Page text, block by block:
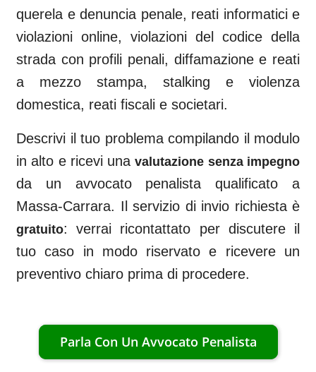
querela e denuncia penale, reati informatici e
violazioni online, violazioni del codice della
strada con profili penali, diffamazione e reati
a mezzo stampa, stalking e violenza
domestica, reati fiscali e societari.
Descrivi il tuo problema compilando il modulo
in alto e ricevi unavalutazione senza impegno
da un avvocato penalista qualificato a
Massa-Carrara. Il servizio di invio richiesta è
gratuito: verrai ricontattato per discutere il
tuo caso in modo riservato e ricevere un
preventivo chiaro prima di procedere.
Parla Con Un Avvocato Penalista